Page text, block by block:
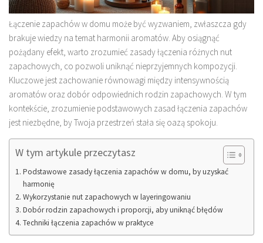
Łączenie zapachów w domu może być wyzwaniem, zwłaszcza gdy
brakuje wiedzy na temat harmonii aromatów. Aby osiągnąć
pożądany efekt, warto zrozumieć zasady łączenia różnych nut
zapachowych, co pozwoli uniknąć nieprzyjemnych kompozycji.
Kluczowe jest zachowanie równowagi między intensywnością
aromatów oraz dobór odpowiednich rodzin zapachowych. W tym
kontekście, zrozumienie podstawowych zasad łączenia zapachów
jest niezbędne, by Twoja przestrzeń stała się oazą spokoju.
W tym artykule przeczytasz
Podstawowe zasady łączenia zapachów w domu, by uzyskać
harmonię
Wykorzystanie nut zapachowych w layeringowaniu
Dobór rodzin zapachowych i proporcji, aby uniknąć błędów
Techniki łączenia zapachów w praktyce